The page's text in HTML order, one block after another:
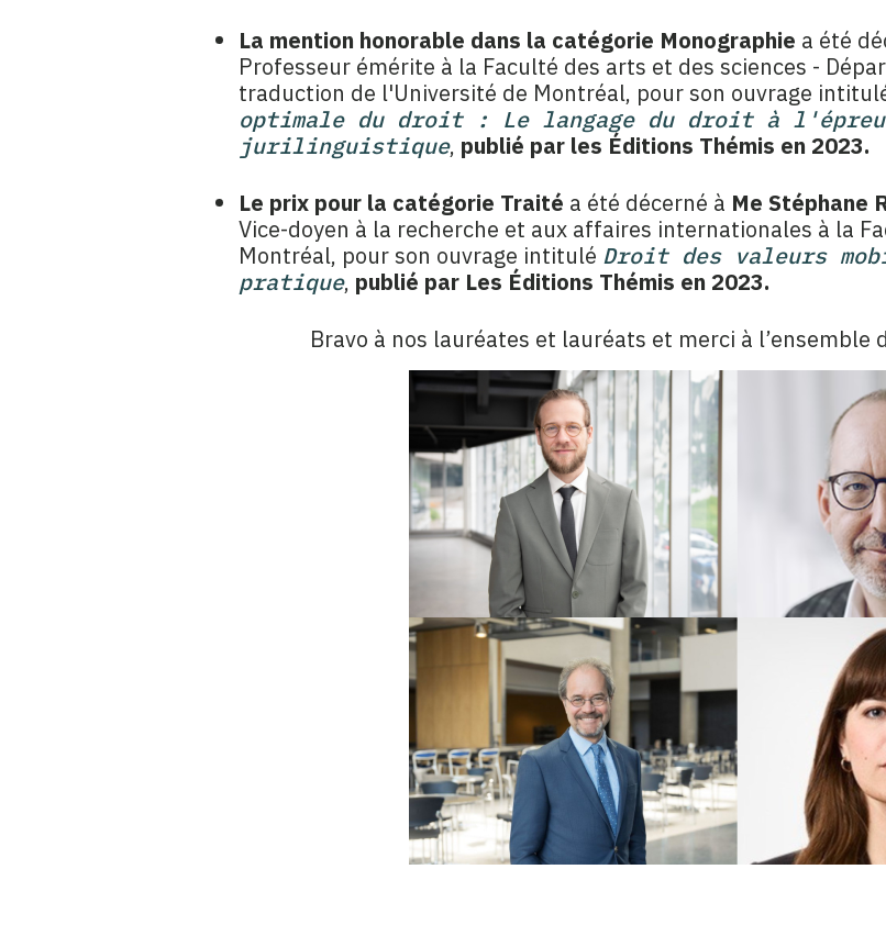
La mention honorable dans la catégorie Monographie a été
Professeur émérite à la Faculté des arts et des sciences -
traduction de l'Université de Montréal, pour son ouvrage
optimale du droit : Le langage du droit à
jurilinguistique, publié par les Éditions Thémis en 2023.
Le prix pour la catégorie Traité a été décerné à Me Stéphane
Vice-doyen à la recherche et aux affaires internationales à la
Montréal, pour son ouvrage intitulé Droit des valeurs
pratique, publié par Les Éditions Thémis en 2023.
Bravo à nos lauréates et lauréats et merci à l’ensemble